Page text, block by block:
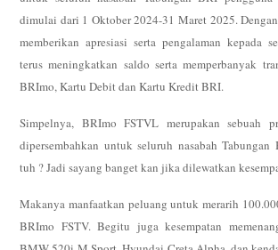
dimulai dari 1 Oktober 2024-31 Maret 2025.
memberikan apresiasi serta pengalaman kepada
terus meningkatkan saldo serta memperbanyak
BRImo, Kartu Debit dan Kartu Kredit BRI.
Simpelnya, BRImo FSTVL merupakan sebuah
dipersembahkan untuk seluruh nasabah
tuh ? Jadi sayang banget kan jika dilewatkan
Makanya manfaatkan peluang untuk merarih
BRImo FSTV. Begitu juga kesempatan